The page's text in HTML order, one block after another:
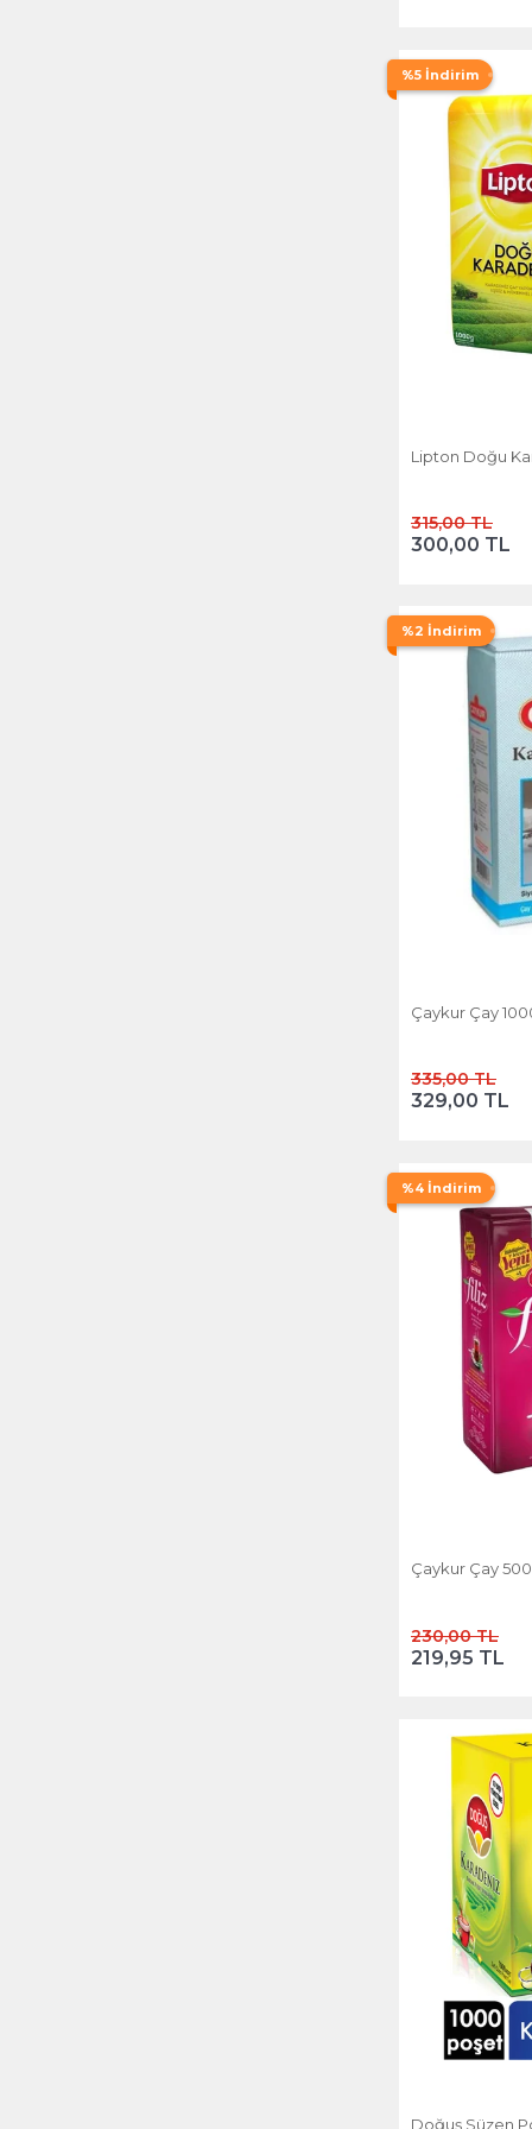
%5 İndirim
Lipton Doğu
315,00 TL
300,00 TL
%2 İndirim
Çaykur Çay
335,00 TL
329,00 TL
%4 İndirim
Çaykur Çay
230,00 TL
219,95 TL
Doğuş Süzen